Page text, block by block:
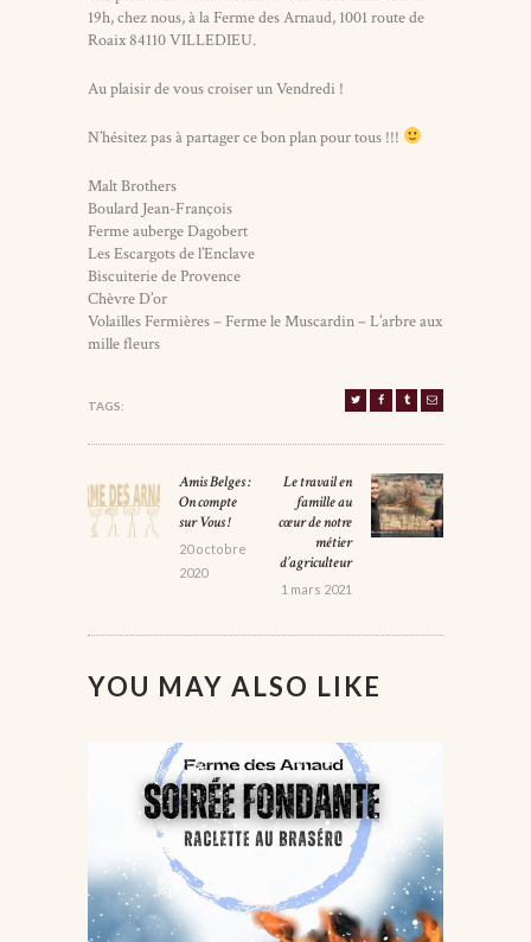
19h, chez nous, à la Ferme des Arnaud, 1001 route de
Roaix 84110 VILLEDIEU.
Au plaisir de vous croiser un Vendredi !
N’hésitez pas à partager ce bon plan pour tous !!!
Malt Brothers
Boulard Jean-François
Ferme auberge Dagobert
Les Escargots de l’Enclave
Biscuiterie de Provence
Chèvre D’or
Volailles Fermières – Ferme le Muscardin – L’arbre aux
mille fleurs
TAGS:
DE
L’ARTICLE
Previous
post:
Amis Belges :
On compte
sur Vous !
20 octobre
2020
Next
post:
Le travail en
famille au
cœur de notre
métier
d’agriculteur
1 mars 2021
YOU MAY ALSO LIKE